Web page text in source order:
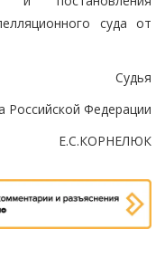
суда от
Судья
Российской Федерации
Е.С.КОРНЕЛЮК